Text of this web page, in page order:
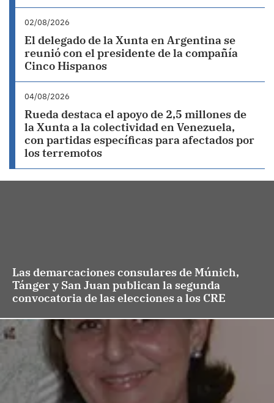
02/08/2026
El delegado de la Xunta en Argentina se
reunió con el presidente de la compañía
Cinco Hispanos
04/08/2026
Rueda destaca el apoyo de 2,5 millones de
la Xunta a la colectividad en Venezuela,
con partidas específicas para afectados por
los terremotos
Las demarcaciones consulares de Múnich,
Tánger y San Juan publican la segunda
convocatoria de las elecciones a los CRE